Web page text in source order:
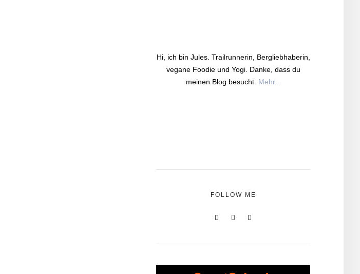
Hi, ich bin Jules. Trailrunnerin, Bergliebhaberin,
vegane Foodie und Yogi. Danke, dass du
meinen Blog besucht. Mehr...
FOLLOW ME